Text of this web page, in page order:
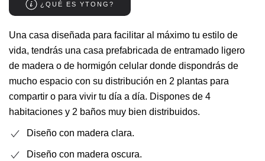
¿QUÉ ES YTONG?
Una casa diseñada para facilitar al máximo tu estilo de
vida, tendrás una casa prefabricada de entramado ligero
de madera o de hormigón celular donde dispondrás de
mucho espacio con su distribución en 2 plantas para
compartir o para vivir tu día a día. Dispones de 4
habitaciones y 2 baños muy bien distribuidos.
Diseño con madera clara.
Diseño con madera oscura.